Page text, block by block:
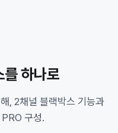
를 하나로
, 2채널 블랙박스 기능과
구성.